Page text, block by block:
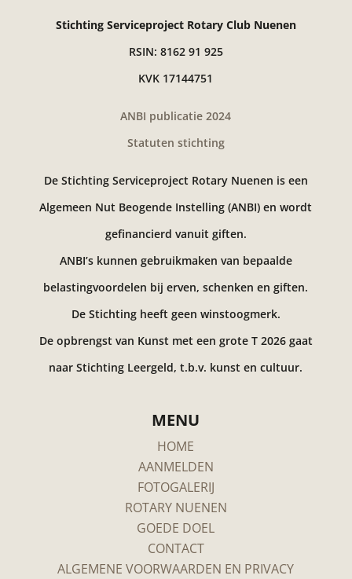
Stichting Serviceproject Rotary Club Nuenen
RSIN: 8162 91 925
KVK 17144751
ANBI publicatie 2024
Statuten stichting
De Stichting Serviceproject Rotary Nuenen is een
Algemeen Nut Beogende Instelling (ANBI) en wordt
gefinancierd vanuit giften.
ANBI’s kunnen gebruikmaken van bepaalde
belastingvoordelen bij erven, schenken en giften.
De Stichting heeft geen winstoogmerk.
De opbrengst van Kunst met een grote T 2026 gaat
naar Stichting Leergeld, t.b.v. kunst en cultuur.
MENU
HOME
AANMELDEN
FOTOGALERIJ
ROTARY NUENEN
GOEDE DOEL
CONTACT
ALGEMENE VOORWAARDEN EN PRIVACY